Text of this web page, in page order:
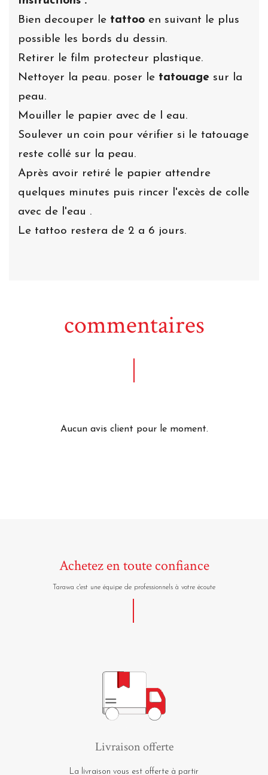
Bien decouper le tattoo en suivant le plus
possible les bords du dessin.
Retirer le film protecteur plastique.
Nettoyer la peau. poser le tatouage sur la
peau.
Mouiller le papier avec de l eau.
Soulever un coin pour vérifier si le tatouage
reste collé sur la peau.
Après avoir retiré le papier attendre
quelques minutes puis rincer l'excès de colle
avec de l'eau .
Le tattoo restera de 2 a 6 jours.
commentaires
Aucun avis client pour le moment.
Achetez en toute confiance
Tarawa c'est une équipe de professionnels à votre écoute
Livraison offerte
La livraison vous est offerte à partir